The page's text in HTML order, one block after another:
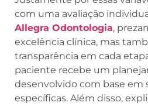
com uma avaliação
Allegra Odontologia,
excelência clínica, mas
transparência em cada
paciente recebe um
desenvolvido com base em
específicas. Além disso,